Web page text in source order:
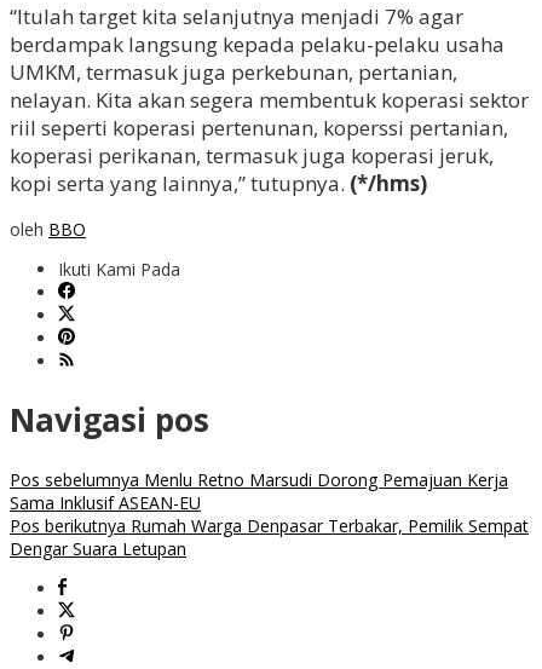
“Itulah target kita selanjutnya menjadi 7% agar
berdampak langsung kepada pelaku-pelaku usaha
UMKM, termasuk juga perkebunan, pertanian,
nelayan. Kita akan segera membentuk koperasi sektor
riil seperti koperasi pertenunan, koperssi pertanian,
koperasi perikanan, termasuk juga koperasi jeruk,
kopi serta yang lainnya,” tutupnya. (*/hms)
oleh BBO
Ikuti Kami Pada
Navigasi pos
Pos sebelumnya Menlu Retno Marsudi Dorong Pemajuan Kerja
Sama Inklusif ASEAN-EU
Pos berikutnya Rumah Warga Denpasar Terbakar, Pemilik Sempat
Dengar Suara Letupan